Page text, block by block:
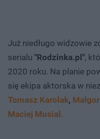
Już niedługo widzowie
serialu "Rodzinka.pl",
2020 roku. Na planie
się ekipa aktorska w
Tomasz Karolak,
Maciej Musiał.